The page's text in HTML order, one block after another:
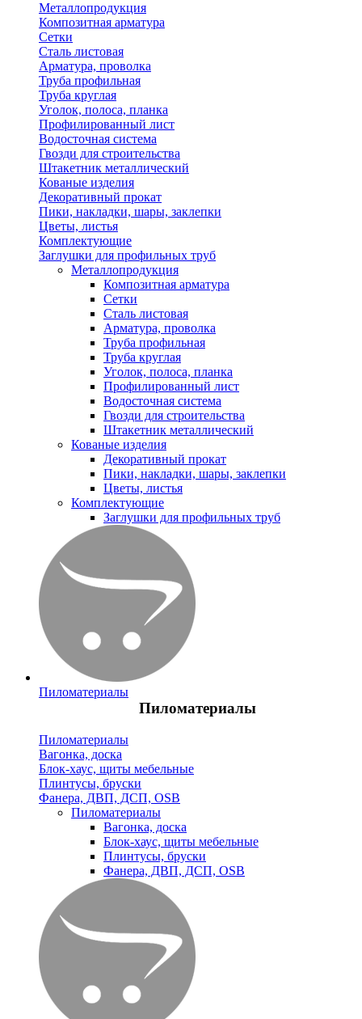
Металлопродукция
Композитная арматура
Сетки
Сталь листовая
Арматура, проволка
Труба профильная
Труба круглая
Уголок, полоса, планка
Профилированный лист
Водосточная система
Гвозди для строительства
Штакетник металлический
Кованые изделия
Декоративный прокат
Пики, накладки, шары, заклепки
Цветы, листья
Комплектующие
Заглушки для профильных труб
Металлопродукция
Композитная арматура
Сетки
Сталь листовая
Арматура, проволка
Труба профильная
Труба круглая
Уголок, полоса, планка
Профилированный лист
Водосточная система
Гвозди для строительства
Штакетник металлический
Кованые изделия
Декоративный прокат
Пики, накладки, шары, заклепки
Цветы, листья
Комплектующие
Заглушки для профильных труб
Пиломатериалы
Пиломатериалы
Пиломатериалы
Вагонка, доска
Блок-хаус, щиты мебельные
Плинтусы, бруски
Фанера, ДВП, ДСП, OSB
Пиломатериалы
Вагонка, доска
Блок-хаус, щиты мебельные
Плинтусы, бруски
Фанера, ДВП, ДСП, OSB